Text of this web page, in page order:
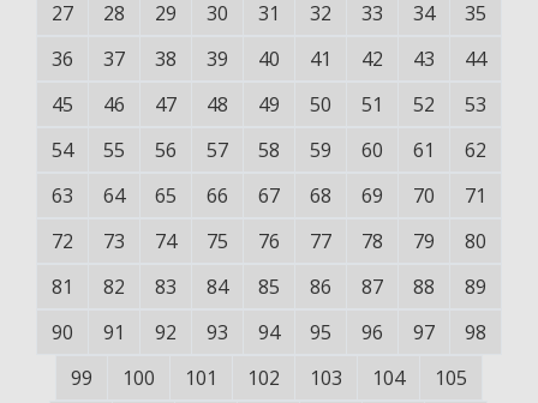
27
28 29 30 31 32 33 34
35
36
37 38 39 40 41 42 43
44
45
46 47 48 49 50 51 52
53
54
55 56 57 58 59 60 61
62
63
64 65 66 67 68 69 70
71
72
73 74 75 76 77 78 79
80
81
82 83 84 85 86 87 88
89
90
91 92 93 94 95 96 97
98
99
100 101 102 103 104
105